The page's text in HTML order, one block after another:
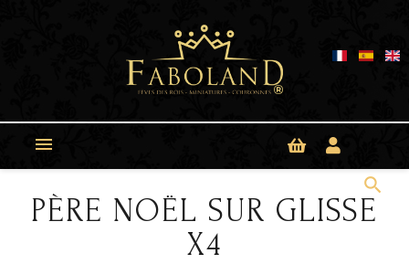

search
PÈRE NOËL SUR GLISSE
X4